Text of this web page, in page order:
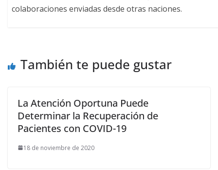
colaboraciones enviadas desde otras naciones.
También te puede gustar
La Atención Oportuna Puede
Determinar la Recuperación de
Pacientes con COVID-19
18 de noviembre de 2020